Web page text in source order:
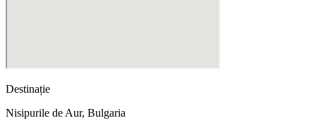
Destinație
Nisipurile de Aur, Bulgaria